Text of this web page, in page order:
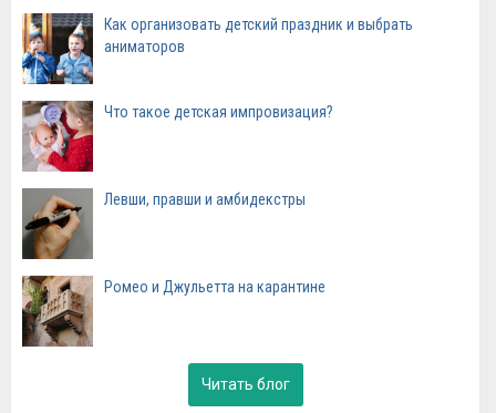
Как организовать детский праздник и выбрать
аниматоров
Что такое детская импровизация?
Левши, правши и амбидекстры
Ромео и Джульетта на карантине
Читать блог